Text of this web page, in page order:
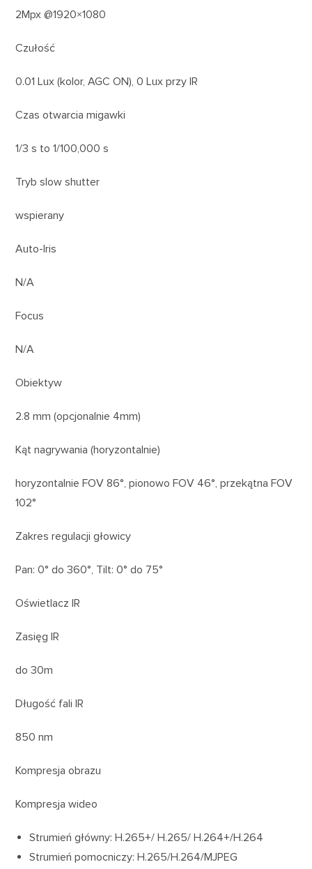
2Mpx @1920×1080
Czułość
0.01 Lux (kolor, AGC ON), 0 Lux przy IR
Czas otwarcia migawki
1/3 s to 1/100,000 s
Tryb slow shutter
wspierany
Auto-Iris
N/A
Focus
N/A
Obiektyw
2.8 mm (opcjonalnie 4mm)
Kąt nagrywania (horyzontalnie)
horyzontalnie FOV 86°, pionowo FOV 46°, przekątna FOV
102°
Zakres regulacji głowicy
Pan: 0° do 360°, Tilt: 0° do 75°
Oświetlacz IR
Zasięg IR
do 30m
Długość fali IR
850 nm
Kompresja obrazu
Kompresja wideo
Strumień główny: H.265+/ H.265/ H.264+/H.264
Strumień pomocniczy: H.265/H.264/MJPEG